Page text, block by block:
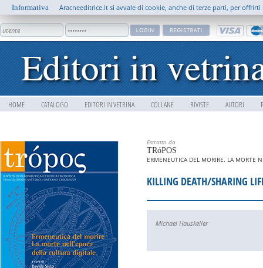
HOME CATALOGO EDITORI IN VETRINA COLLANE RIVISTE AUTORI
Informativa Aracneeditrice.it si avvale di cookie, anche di terze parti, per
Estratto da
TRóPOS
ERMENEUTICA DEL MORIRE. LA MORTE
KILLING DEATH/SHARING
Michael Hauskeller